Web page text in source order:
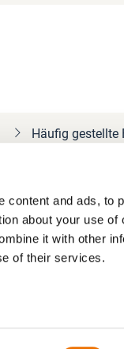
content and ads, to
about your use
it with other
of their services.
Häufig gestellte